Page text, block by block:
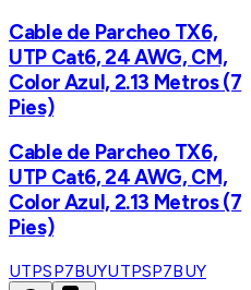
Cable de Parcheo TX6,
UTP Cat6, 24 AWG, CM,
Color Azul, 2.13 Metros (7
Pies)
Cable de Parcheo TX6,
UTP Cat6, 24 AWG, CM,
Color Azul, 2.13 Metros (7
Pies)
UTPSP7BUYUTPSP7BUY